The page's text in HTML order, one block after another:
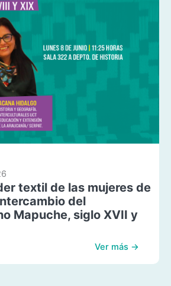
textil de las mujeres de
del
Mapuche, siglo XVII y
Ver más →